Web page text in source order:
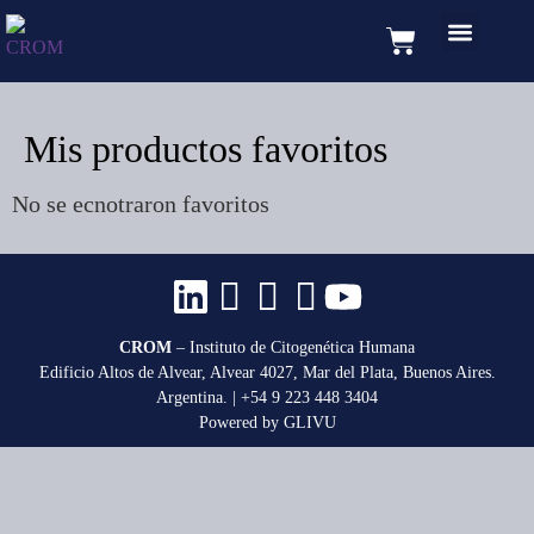
Mis productos favoritos
No se ecnotraron favoritos
CROM – Instituto de Citogenética Humana
Edificio Altos de Alvear, Alvear 4027, Mar del Plata, Buenos Aires.
Argentina. | +54 9 223 448 3404
Powered by GLIVU